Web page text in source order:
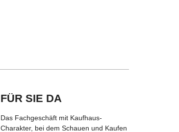
FÜR SIE DA
Das Fachgeschäft mit Kaufhaus-
Charakter, bei dem Schauen und Kaufen